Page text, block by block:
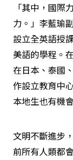
「其中，國際
力。」李藍瑜
設立全英語授
美語的學程。
在日本、泰國
作設立教育中
本地生也有機
文明不斷進步
前所有人類都